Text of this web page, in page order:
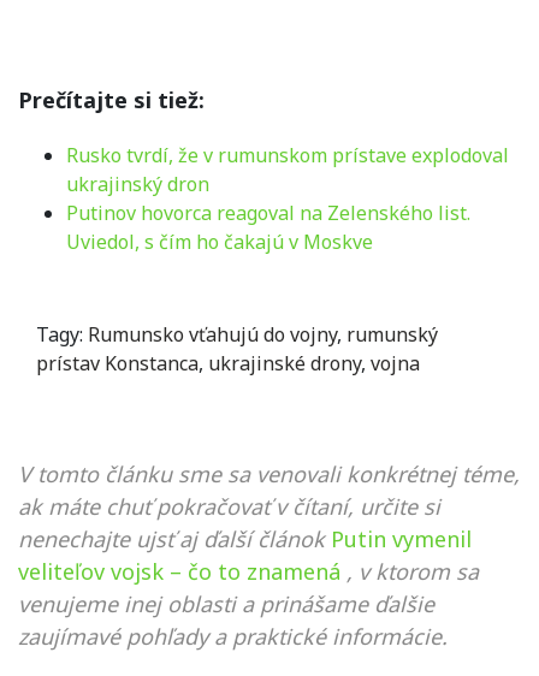
Prečítajte si tiež:
Rusko tvrdí, že v rumunskom prístave explodoval
ukrajinský dron
Putinov hovorca reagoval na Zelenského list.
Uviedol, s čím ho čakajú v Moskve
Tagy: Rumunsko vťahujú do vojny, rumunský
prístav Konstanca, ukrajinské drony, vojna
V tomto článku sme sa venovali konkrétnej téme,
ak máte chuť pokračovať v čítaní, určite si
nenechajte ujsť aj ďalší článok Putin vymenil
veliteľov vojsk – čo to znamená , v ktorom sa
venujeme inej oblasti a prinášame ďalšie
zaujímavé pohľady a praktické informácie.